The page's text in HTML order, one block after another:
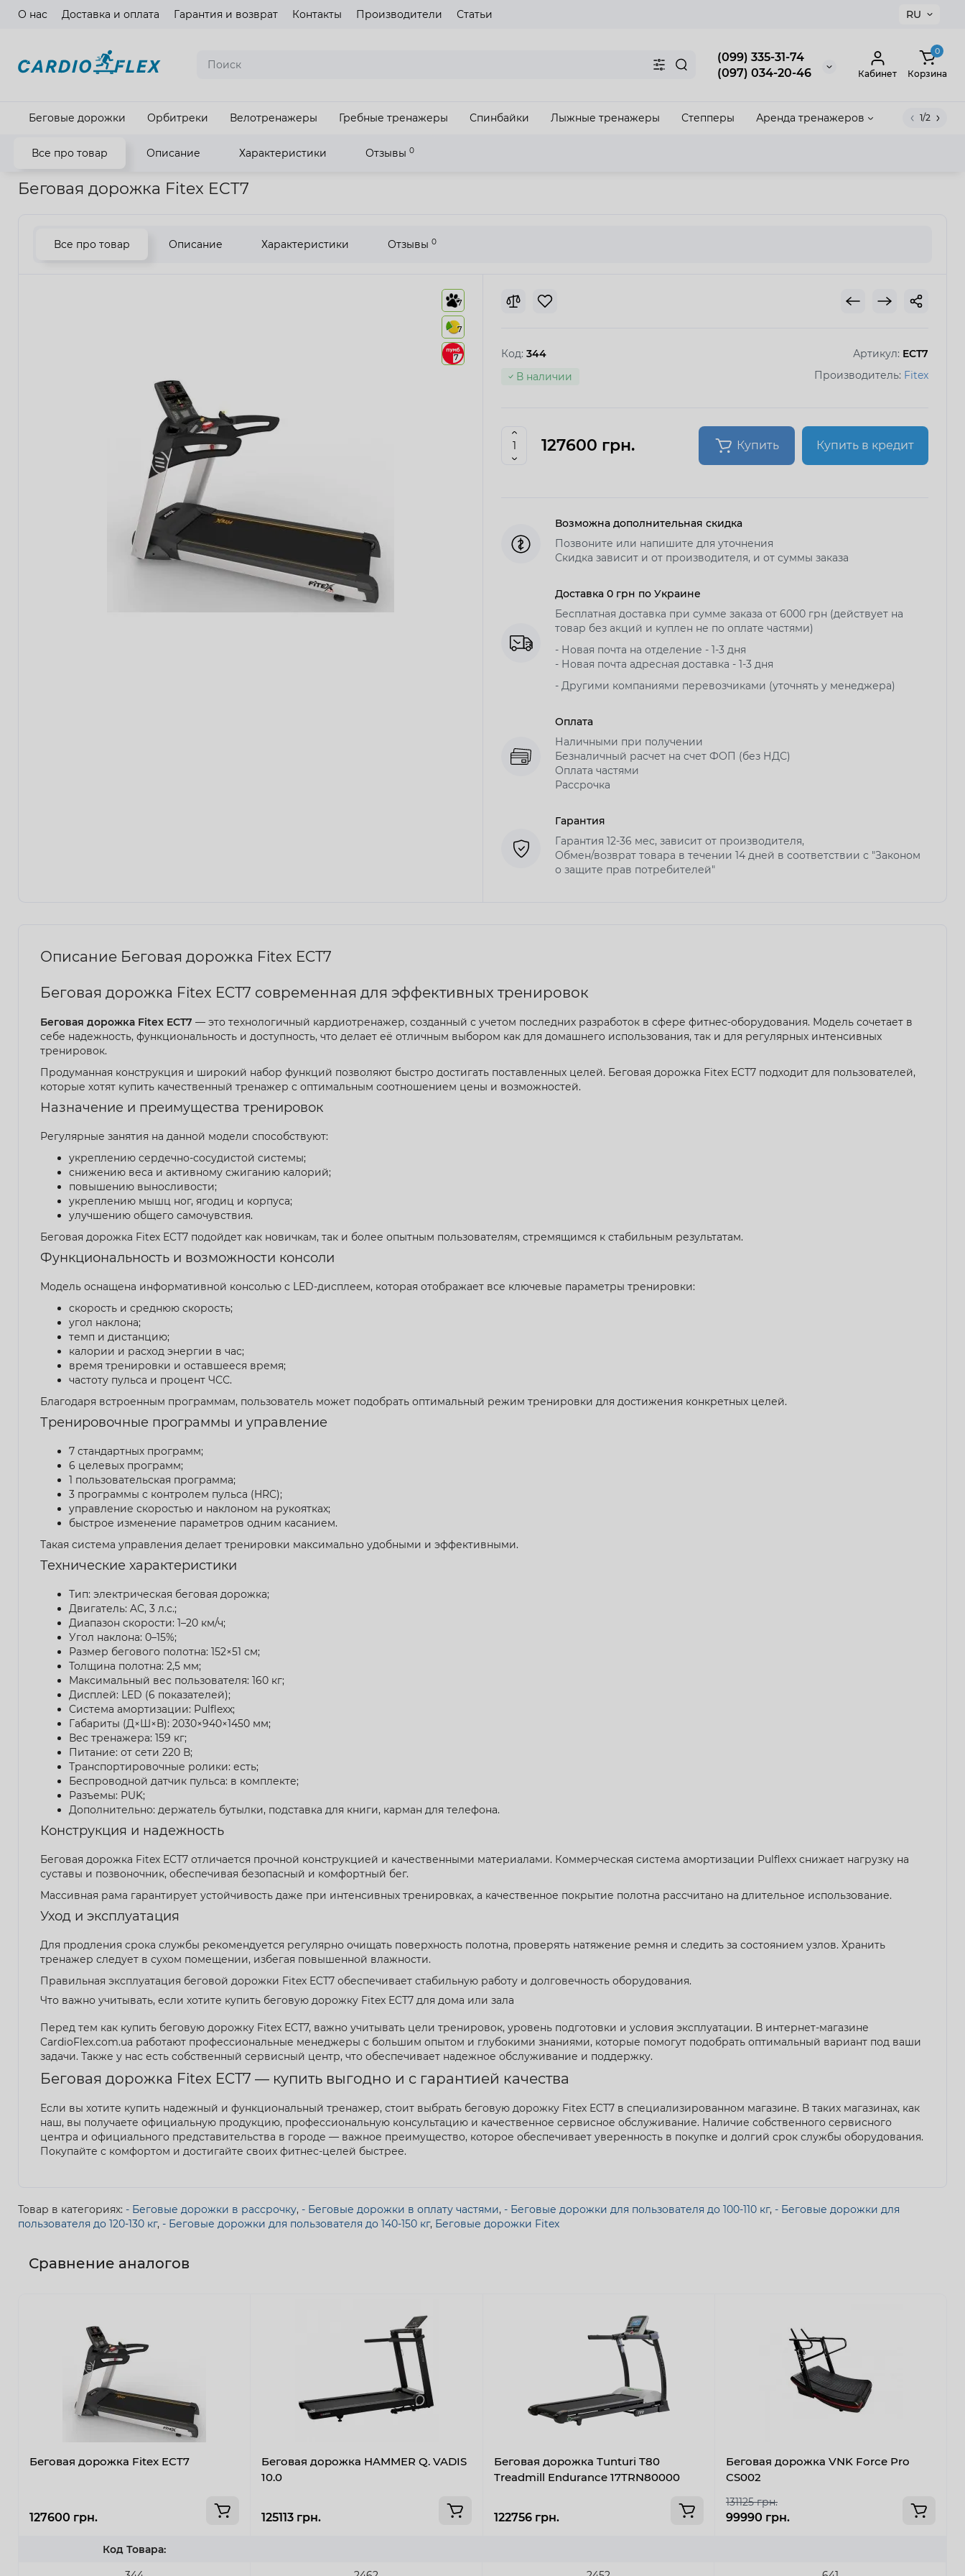
О нас Доставка и оплата Гарантия и возврат Контакты Производители Статьи RU
(099) 335-31-74
(097) 034-20-46
Кабинет
0
Корзина
Беговые дорожки Орбитреки Велотренажеры Гребные тренажеры Спинбайки Лыжные тренажеры Степперы Аренда тренажеров 1/2
Все про товар Описание Характеристики Отзывы 0
Главная Кардиотренажеры Беговые дорожки Беговая дорожка Fitex ECT7
Беговая дорожка Fitex ECT7
Закрыть
Все про товар Описание Характеристики Отзывы 0
7
7
7 Код: 344 Артикул: ECT7
Производитель: Fitex
В наличии
127600 грн. Купить Купить в кредит
Возможна дополнительная скидка
Позвоните или напишите для уточнения
Скидка зависит и от производителя, и от суммы заказа
Доставка 0 грн по Украине
Бесплатная доставка при сумме заказа от 6000 грн (действует на
товар без акций и куплен не по оплате частями)
- Новая почта на отделение - 1-3 дня
- Новая почта адресная доставка - 1-3 дня
- Другими компаниями перевозчиками (уточнять у менеджера)
Оплата
Наличными при получении
Безналичный расчет на счет ФОП (без НДС)
Оплата частями
Рассрочка
Гарантия
Гарантия 12-36 мес, зависит от производителя,
Обмен/возврат товара в течении 14 дней в соответствии с "Законом
о защите прав потребителей"
Описание Беговая дорожка Fitex ECT7
Беговая дорожка Fitex ECT7 современная для эффективных тренировок
Беговая дорожка Fitex ECT7 — это технологичный кардиотренажер, созданный с учетом последних разработок в сфере фитнес-оборудования. Модель сочетает в
себе надежность, функциональность и доступность, что делает её отличным выбором как для домашнего использования, так и для регулярных интенсивных
тренировок.
Продуманная конструкция и широкий набор функций позволяют быстро достигать поставленных целей. Беговая дорожка Fitex ECT7 подходит для пользователей,
которые хотят купить качественный тренажер с оптимальным соотношением цены и возможностей.
Назначение и преимущества тренировок
Регулярные занятия на данной модели способствуют:
укреплению сердечно-сосудистой системы;
снижению веса и активному сжиганию калорий;
повышению выносливости;
укреплению мышц ног, ягодиц и корпуса;
улучшению общего самочувствия.
Беговая дорожка Fitex ECT7 подойдет как новичкам, так и более опытным пользователям, стремящимся к стабильным результатам.
Функциональность и возможности консоли
Модель оснащена информативной консолью с LED-дисплеем, которая отображает все ключевые параметры тренировки:
скорость и среднюю скорость;
угол наклона;
темп и дистанцию;
калории и расход энергии в час;
время тренировки и оставшееся время;
частоту пульса и процент ЧСС.
Благодаря встроенным программам, пользователь может подобрать оптимальный режим тренировки для достижения конкретных целей.
Тренировочные программы и управление
7 стандартных программ;
6 целевых программ;
1 пользовательская программа;
3 программы с контролем пульса (HRC);
управление скоростью и наклоном на рукоятках;
быстрое изменение параметров одним касанием.
Такая система управления делает тренировки максимально удобными и эффективными.
Технические характеристики
Тип: электрическая беговая дорожка;
Двигатель: AC, 3 л.с.;
Диапазон скорости: 1–20 км/ч;
Угол наклона: 0–15%;
Размер бегового полотна: 152×51 см;
Толщина полотна: 2,5 мм;
Максимальный вес пользователя: 160 кг;
Дисплей: LED (6 показателей);
Система амортизации: Pulflexx;
Габариты (Д×Ш×В): 2030×940×1450 мм;
Вес тренажера: 159 кг;
Питание: от сети 220 В;
Транспортировочные ролики: есть;
Беспроводной датчик пульса: в комплекте;
Разъемы: PUK;
Дополнительно: держатель бутылки, подставка для книги, карман для телефона.
Конструкция и надежность
Беговая дорожка Fitex ECT7 отличается прочной конструкцией и качественными материалами. Коммерческая система амортизации Pulflexx снижает нагрузку на
суставы и позвоночник, обеспечивая безопасный и комфортный бег.
Массивная рама гарантирует устойчивость даже при интенсивных тренировках, а качественное покрытие полотна рассчитано на длительное использование.
Уход и эксплуатация
Для продления срока службы рекомендуется регулярно очищать поверхность полотна, проверять натяжение ремня и следить за состоянием узлов. Хранить
тренажер следует в сухом помещении, избегая повышенной влажности.
Правильная эксплуатация беговой дорожки Fitex ECT7 обеспечивает стабильную работу и долговечность оборудования.
Что важно учитывать, если хотите купить беговую дорожку Fitex ECT7 для дома или зала
Перед тем как купить беговую дорожку Fitex ECT7, важно учитывать цели тренировок, уровень подготовки и условия эксплуатации. В интернет-магазине
CardioFlex.com.ua работают профессиональные менеджеры с большим опытом и глубокими знаниями, которые помогут подобрать оптимальный вариант под ваши
задачи. Также у нас есть собственный сервисный центр, что обеспечивает надежное обслуживание и поддержку.
Беговая дорожка Fitex ECT7 — купить выгодно и с гарантией качества
Если вы хотите купить надежный и функциональный тренажер, стоит выбрать беговую дорожку Fitex ECT7 в специализированном магазине. В таких магазинах, как
наш, вы получаете официальную продукцию, профессиональную консультацию и качественное сервисное обслуживание. Наличие собственного сервисного
центра и официального представительства в городе — важное преимущество, которое обеспечивает уверенность в покупке и долгий срок службы оборудования.
Покупайте с комфортом и достигайте своих фитнес-целей быстрее.
Товар в категориях: - Беговые дорожки в рассрочку, - Беговые дорожки в оплату частями, - Беговые дорожки для пользователя до 100-110 кг, - Беговые дорожки для
пользователя до 120-130 кг, - Беговые дорожки для пользователя до 140-150 кг, Беговые дорожки Fitex
Сравнение аналогов
Беговая дорожка Fitex ECT7
127600 грн.
Код Товара:
Беговая дорожка HAMMER Q. VADIS
10.0
125113 грн.
Беговая дорожка Tunturi T80
Treadmill Endurance 17TRN80000
122756 грн.
Беговая дорожка VNK Force Pro
CS002
131125 грн.
99990 грн.